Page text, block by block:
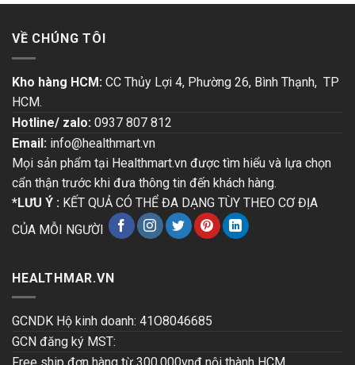
VỀ CHÚNG TÔI
Kho hàng HCM: CC Thủy Lợi 4, Phường 26, Bình Thạnh, TP
HCM.
Hotline/ zalo: 0937 807 812
Email: info@healthmart.vn
Mọi sản phẩm tại Healthmart.vn được tìm hiểu và lựa chọn
cẩn thận trước khi đưa thông tin đến khách hàng.
*LƯU Ý : KẾT QUẢ CÓ THỂ ĐA DẠNG TÙY THEO CƠ ĐỊA
CỦA MỖI NGƯỜI
HEALTHMAR.VN
GCNDK Hộ kinh doanh: 41O8046685
GCN đăng ký MST: